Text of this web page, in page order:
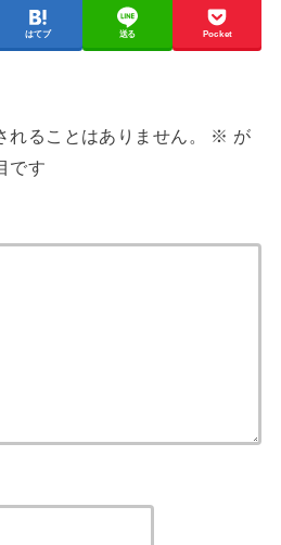
はてブ 送る Pocket
れることはありません。 ※ が
です